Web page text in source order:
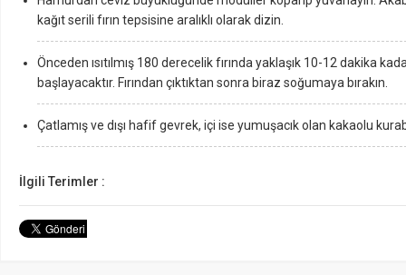
kağıt serili fırın tepsisine aralıklı olarak dizin.
Önceden ısıtılmış 180 derecelik fırında yaklaşık 10-12 dakika
başlayacaktır. Fırından çıktıktan sonra biraz soğumaya bırakın.
Çatlamış ve dışı hafif gevrek, içi ise yumuşacık olan kakaolu
İlgili Terimler :